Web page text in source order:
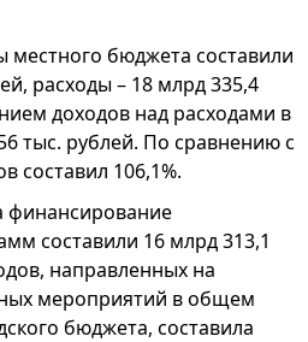
бюджета составили
расходы – 18 млрд 335,4
доходов над расходами в
тыс. рублей. По сравнению с
составил 106,1%.
финансирование
составили 16 млрд 313,1
направленных на
мероприятий в общем
бюджета, составила